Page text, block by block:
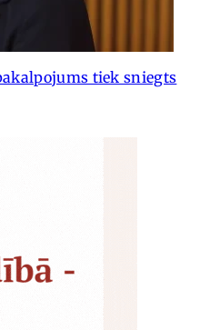
tiek sniegts